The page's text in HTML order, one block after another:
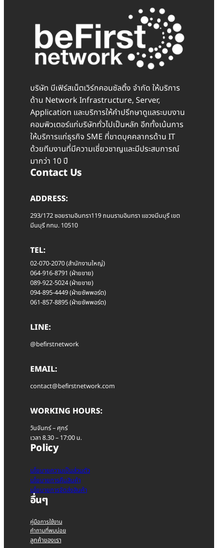
บริษัท บีเฟิร์สเน็ตเวิร์กคอนซัลติ้ง จำกัด ให้บริการ
ด้าน Network Infrastructure, Server,
Application และบริการให้คำปรึกษาดูแลระบบงาน
คอมพิวเตอร์แก่บริษัททั่วไปเป็นหลัก อีกทั้งเน้นการ
ให้บริการแก่ธุรกิจ SME ที่ขาดบุคคลากรด้าน IT
ด้วยทีมงานที่มีความเชี่ยวชาญและมีประสบการณ์
มากว่า 10 ปี
Contact Us
ADDRESS:
293/172 ซอยรามอินทรา119 ถนนรามอินทรา แขวงมีนบุรี เขต
มีนบุรี กทม. 10510
TEL:
02-070-2070 (สำนักงานใหญ่)
064-916-8791 (ฝ่ายขาย)
089-922-5024 (ฝ่ายขาย)
094-895-4449 (ฝ่ายซัพพอร์ต)
061-857-8895 (ฝ่ายซัพพอร์ต)
LINE:
@befirstnetwork
EMAIL:
contact@befirstnetwork.com
WORKING HOURS:
วันจันทร์ – ศุกร์
เวลา 8.30 – 17:00 น.
Policy
นโยบายความเป็นส่วนตัว
นโยบายการคืนสินค้า
นโยบายการจัดส่งสินค้า
อื่นๆ
คู่มือการใช้งาน
คำถามที่พบบ่อย
ลูกค้าของเรา